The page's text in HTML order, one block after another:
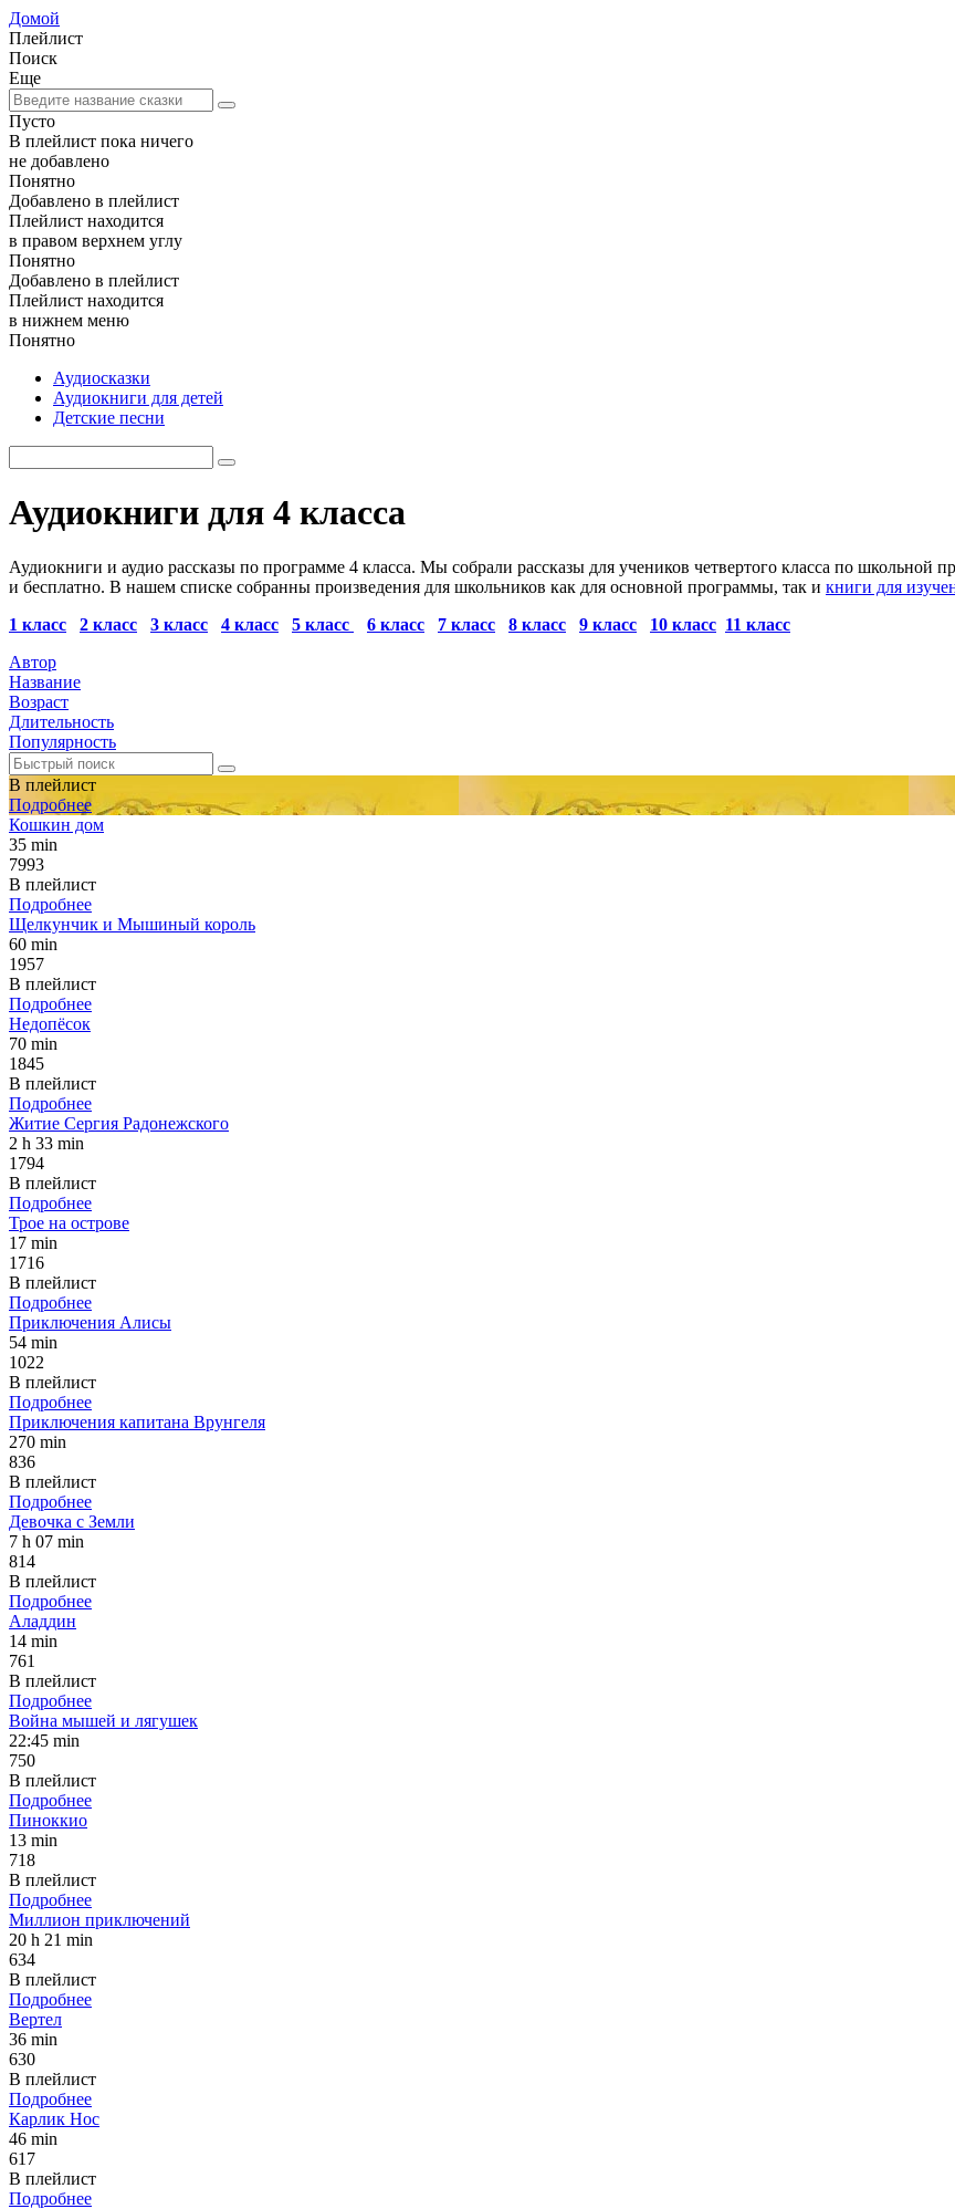
Домой
Плейлист
Поиск
Еще
Пусто
В плейлист пока ничего
не добавлено
Понятно
Добавлено в плейлист
Плейлист находится
в правом верхнем углу
Понятно
Добавлено в плейлист
Плейлист находится
в нижнем меню
Понятно
Аудиосказки
Аудиокниги для детей
Детские песни
Аудиокниги для 4 класса
Аудиокниги и аудио рассказы по программе 4 класса. Мы собрали рассказы для учеников четвертого класса по школьной
и бесплатно. В нашем списке собранны произведения для школьников как для основной программы, так и книги для
1 класс
2 класс 3 класс 4 класс 5 класс 6 класс 7 класс 8 класс 9 класс 10 класс 11 класс
Автор
Название
Возраст
Длительность
Популярность
В плейлист
Подробнее
Кошкин дом
35 min
7993
В плейлист
Подробнее
Щелкунчик и Мышиный король
60 min
1957
В плейлист
Подробнее
Недопёсок
70 min
1845
В плейлист
Подробнее
Житие Сергия Радонежского
2 h 33 min
1794
В плейлист
Подробнее
Трое на острове
17 min
1716
В плейлист
Подробнее
Приключения Алисы
54 min
1022
В плейлист
Подробнее
Приключения капитана Врунгеля
270 min
836
В плейлист
Подробнее
Девочка с Земли
7 h 07 min
814
В плейлист
Подробнее
Аладдин
14 min
761
В плейлист
Подробнее
Война мышей и лягушек
22:45 min
750
В плейлист
Подробнее
Пиноккио
13 min
718
В плейлист
Подробнее
Миллион приключений
20 h 21 min
634
В плейлист
Подробнее
Вертел
36 min
630
В плейлист
Подробнее
Карлик Нос
46 min
617
В плейлист
Подробнее